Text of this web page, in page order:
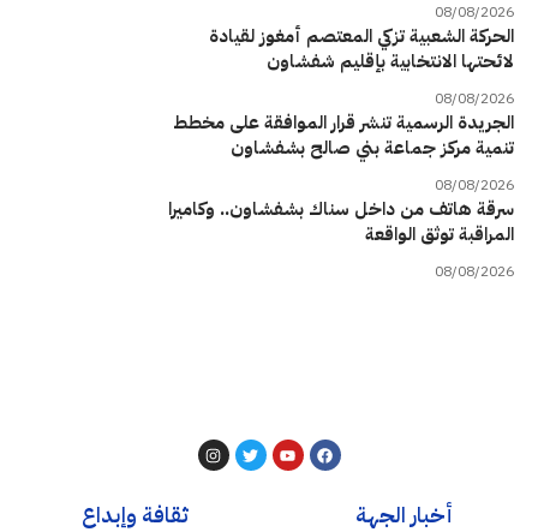
08/08/2026
الحركة الشعبية تزكي المعتصم أمغوز لقيادة
لائحتها الانتخابية بإقليم شفشاون
08/08/2026
الجريدة الرسمية تنشر قرار الموافقة على مخطط
تنمية مركز جماعة بني صالح بشفشاون
08/08/2026
سرقة هاتف من داخل سناك بشفشاون.. وكاميرا
المراقبة توثق الواقعة
08/08/2026
أخبار الجهة
ثقافة وإبداع